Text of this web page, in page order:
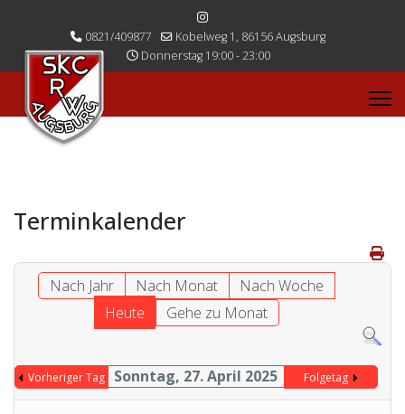
0821/409877
Kobelweg 1, 86156 Augsburg
Donnerstag 19:00 - 23:00
Terminkalender
Nach Jahr Nach Monat
Nach Woche
Heute
Gehe zu Monat
Vorheriger Tag Sonntag, 27. April 2025 Folgetag